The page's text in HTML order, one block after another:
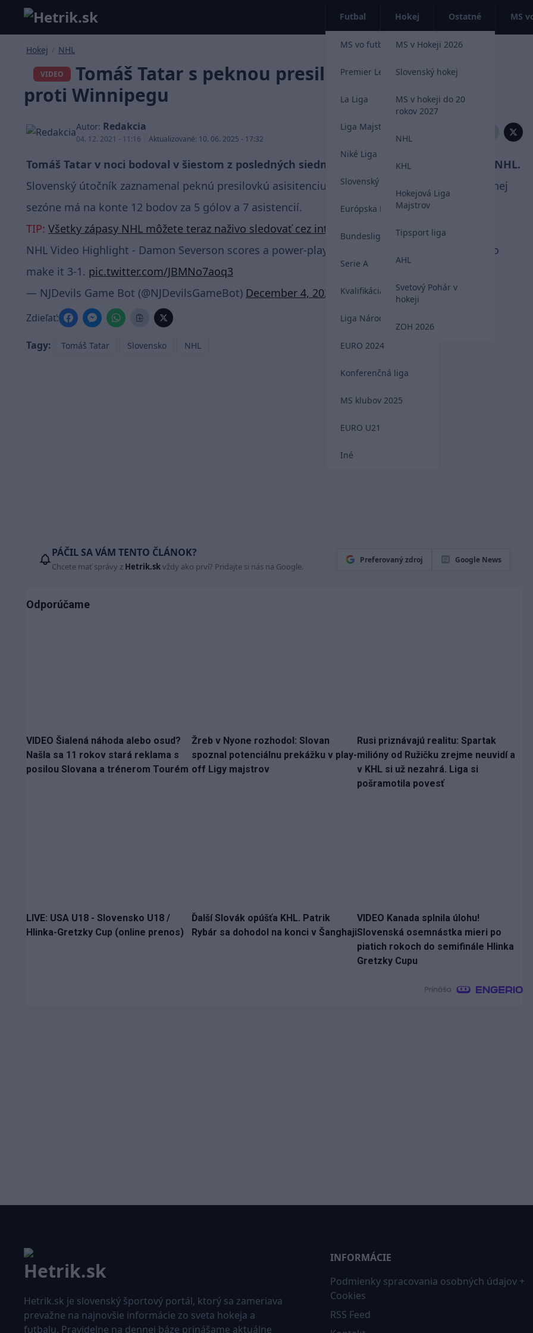
Futbal
MS vo futbale 2026
Premier League
La Liga
Liga Majstrov
Niké Liga
Slovenský futbal
Európska Liga
Bundesliga
Serie A
Kvalifikácia MS 2026
Liga Národov
EURO 2024
Konferenčná liga
MS klubov 2025
EURO U21
Iné
Hokej
MS v Hokeji 2026
Slovenský hokej
MS v hokeji do 20
rokov 2027
NHL
KHL
Hokejová Liga
Majstrov
Tipsport liga
AHL
Svetový Pohár v
hokeji
ZOH 2026
Ostatné MS
Hokej / NHL
VIDEO
Tomáš Tatar s peknou presilovkou asistenciou
proti Winnipegu
Autor: Redakcia
04. 12. 2021 - 11:16 Aktualizované: 10. 06. 2025 - 17:32
Zdieľať:
Tomáš Tatar v noci bodoval v šiestom z posledných siedmich duelov New Jersey Devils v NHL.
Slovenský útočník zaznamenal peknú presilovkú asisitenciu na ľade Winnipegu Jets. V aktuálnej
sezóne má na konte 12 bodov za 5 gólov a 7 asistencií.
TIP: Všetky zápasy NHL môžete teraz naživo sledovať cez internet.
NHL Video Highlight - Damon Severson scores a power-play goal against the Winnipeg Jets to
make it 3-1. pic.twitter.com/JBMNo7aoq3
— NJDevils Game Bot (@NJDevilsGameBot) December 4, 2021
Zdieľať:
Tagy: Tomáš Tatar Slovensko NHL
PÁČIL SA VÁM TENTO ČLÁNOK?
Chcete mať správy z Hetrik.skvždy ako prví? Pridajte si nás na Google.
Preferovaný zdroj Google News
Odporúčame
VIDEO Šialená náhoda alebo osud?
Našla sa 11 rokov stará reklama s
posilou Slovana a trénerom Tourém
Žreb v Nyone rozhodol: Slovan
spoznal potenciálnu prekážku v play-
off Ligy majstrov
Rusi priznávajú realitu: Spartak
milióny od Ružičku zrejme neuvidí a
v KHL si už nezahrá. Liga si
pošramotila povesť
LIVE: USA U18 - Slovensko U18 /
Hlinka-Gretzky Cup (online prenos)
Ďalší Slovák opúšťa KHL. Patrik
Rybár sa dohodol na konci v Šanghaji
VIDEO Kanada splnila úlohu!
Slovenská osemnástka mieri po
piatich rokoch do semifinále Hlinka
Gretzky Cupu
Hetrik.sk je slovenský športový portál, ktorý sa zameriava
prevažne na najnovšie informácie zo sveta hokeja a
futbalu. Pravidelne na dennej báze prinášame aktuálne
INFORMÁCIE
Podmienky spracovania osobných údajov +
Cookies
RSS Feed